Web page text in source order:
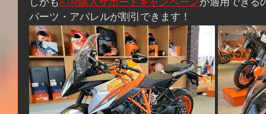
しかもKTM購入サポートキャンペーンが適用できる
パーツ・アパレルが割引できます！